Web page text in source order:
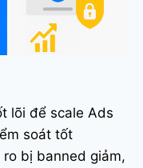
lõi để scale Ads
soát tốt
bị banned giảm,